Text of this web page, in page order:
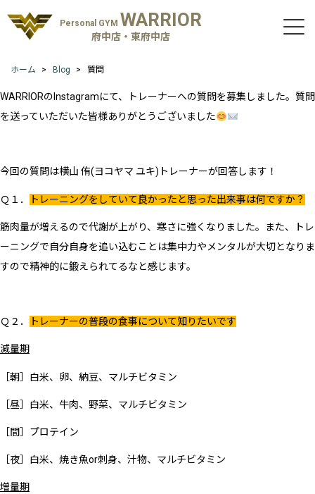
Personal GYM WARRIOR
府中店・東府中店
ホーム Blog 質問
WARRIORのInstagramにて、トレーナーへの質問を募集しました。質問
を送っていただいた皆様ありがとうございました
今回の質問は横山 侑(ヨコヤマ ユキ)トレーナーが回答します！
Ｑ１． トレーニングをしていて良かったと思った出来事は何ですか？
筋肉量が増えるので代謝が上がり、寒さに強くなりました。また、トレ
ーニングで自分自身を追い込むことは集中力やメンタルが大切となりま
すので精神的に鍛えられてるなと感じます。
Ｑ２． トレーナーの普段の食事について知りたいです
減量期
［朝］白米、卵、納豆、マルチビタミン
［昼］白米、牛肉、野菜、マルチビタミン
［間］プロテイン
［夜］白米、焼き魚or刺身、汁物、マルチビタミン
増量期